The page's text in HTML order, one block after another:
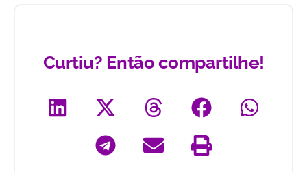
Curtiu? Então compartilhe!